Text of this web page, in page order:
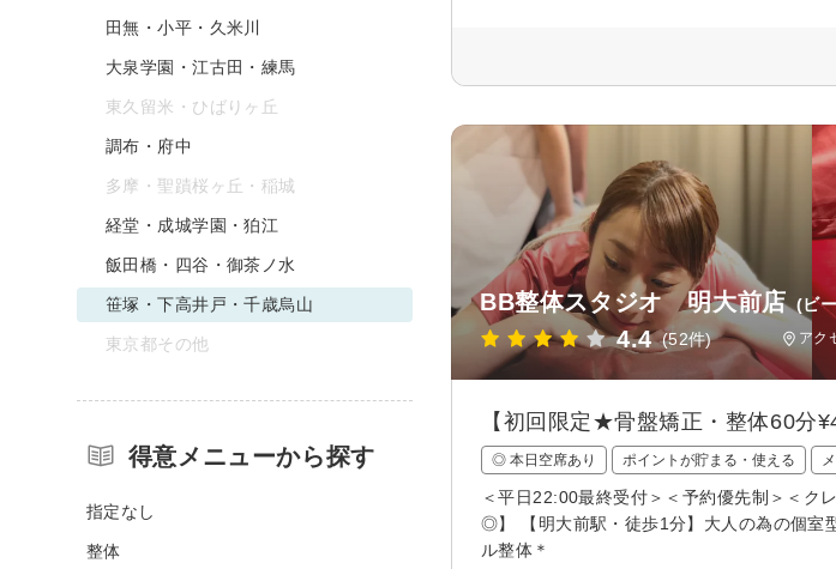
BB整体スタジオ 明大前店 (ビ
4.4 (52件) アク
【初回限定★骨盤矯正・整体60分
◎ 本日空席あり ポイントが貯まる・使える
＜平日22:00最終受付＞＜予約優先制＞＜ク
◎】 【明大前駅・徒歩1分】大人の為の個室
ル整体＊
田無・小平・久米川
大泉学園・江古田・練馬
東久留米・ひばりヶ丘
調布・府中
多摩・聖蹟桜ヶ丘・稲城
経堂・成城学園・狛江
飯田橋・四谷・御茶ノ水
笹塚・下高井戸・千歳烏山
東京都その他
得意メニューから探す
指定なし
整体